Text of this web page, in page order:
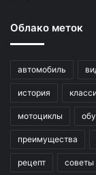
Облако меток
автомобиль
история
мотоциклы
преимущества
рецепт советы